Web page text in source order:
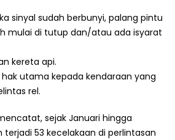
sinyal sudah berbunyi, palang pintu
mulai di tutup dan/atau ada isyarat
kereta api.
utama kepada kendaraan yang
rel.
sejak Januari hingga
53 kecelakaan di perlintasan